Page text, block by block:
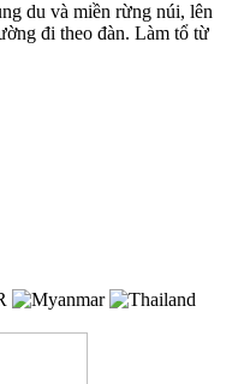
du và miền rừng núi, lên
đi theo đàn. Làm tổ từ